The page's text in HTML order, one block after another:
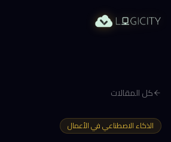
كل المقالات
الذكاء الاصطناعي في الأعمال